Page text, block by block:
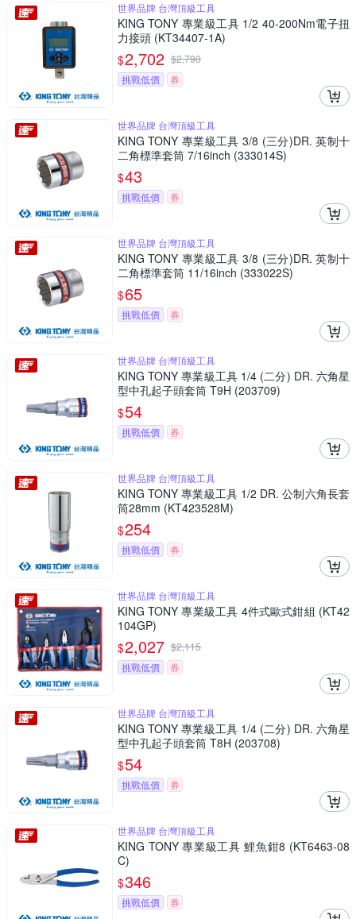
世界品牌 台灣頂級工具
KING TONY 專業級工具 1/2 40-200Nm電子扭
力接頭 (KT34407-1A)
$2,702 $2,790
挑戰低價
券
世界品牌 台灣頂級工具
KING TONY 專業級工具 3/8 (三分)DR. 英制十
二角標準套筒 7/16inch (333014S)
$43
挑戰低價 券
世界品牌 台灣頂級工具
KING TONY 專業級工具 3/8 (三分)DR. 英制十
二角標準套筒 11/16inch (333022S)
$65
挑戰低價 券
世界品牌 台灣頂級工具
KING TONY 專業級工具 1/4 (二分) DR. 六角星
型中孔起子頭套筒 T9H (203709)
$54
挑戰低價 券
世界品牌 台灣頂級工具
KING TONY 專業級工具 1/2 DR. 公制六角長套
筒28mm (KT423528M)
$254
挑戰低價 券
世界品牌 台灣頂級工具
KING TONY 專業級工具 4件式歐式鉗組 (KT42
104GP)
$2,027 $2,115
挑戰低價
券
世界品牌 台灣頂級工具
KING TONY 專業級工具 1/4 (二分) DR. 六角星
型中孔起子頭套筒 T8H (203708)
$54
挑戰低價 券
世界品牌 台灣頂級工具
KING TONY 專業級工具 鯉魚鉗8 (KT6463-08
C)
$346
挑戰低價 券